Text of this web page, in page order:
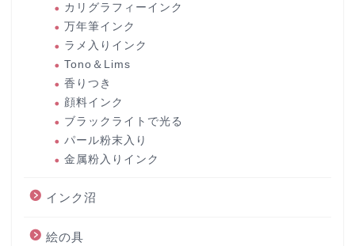
カリグラフィーインク
万年筆インク
ラメ入りインク
Tono＆Lims
香りつき
顔料インク
ブラックライトで光る
パール粉末入り
金属粉入りインク
インク沼
絵の具